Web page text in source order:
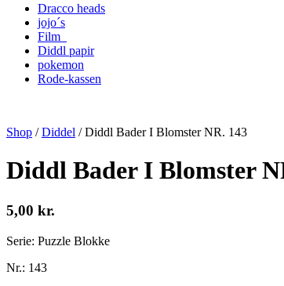
Dracco heads
jojo´s
Film
Diddl papir
pokemon
Rode-kassen
Shop /Diddel /Diddl Bader I Blomster NR. 143
Diddl Bader I Blomster
5,00 kr.
Serie: Puzzle Blokke
Nr.: 143